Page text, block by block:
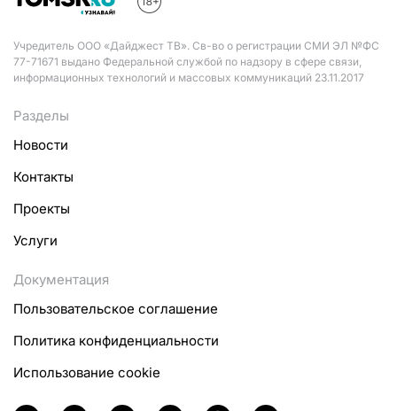
Учредитель ООО «Дайджест ТВ». Св-во о регистрации СМИ ЭЛ №ФС
77-71671 выдано Федеральной службой по надзору в сфере связи,
информационных технологий и массовых коммуникаций 23.11.2017
Разделы
Новости
Контакты
Проекты
Услуги
Документация
Пользовательское соглашение
Политика конфиденциальности
Использование cookie